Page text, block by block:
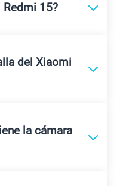
Redmi 15?
del Xiaomi
la cámara